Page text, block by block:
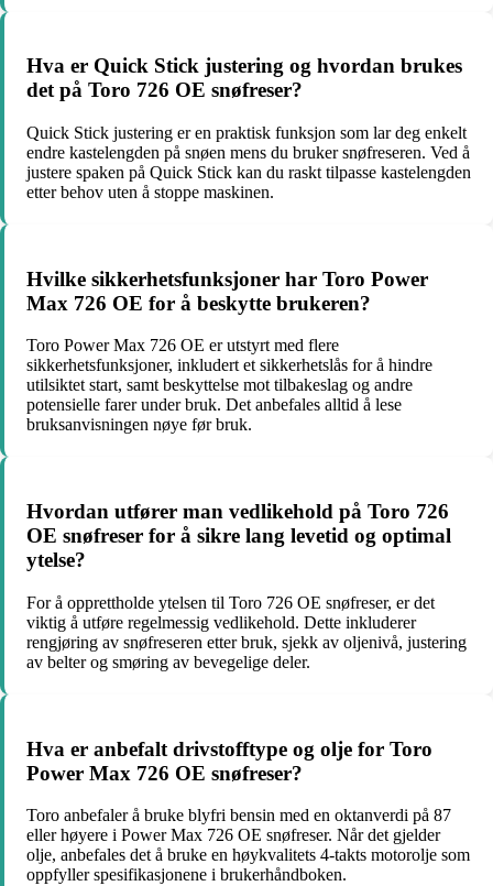
Hva er Quick Stick justering og hvordan brukes
det på Toro 726 OE snøfreser?
Quick Stick justering er en praktisk funksjon som lar deg enkelt
endre kastelengden på snøen mens du bruker snøfreseren. Ved å
justere spaken på Quick Stick kan du raskt tilpasse kastelengden
etter behov uten å stoppe maskinen.
Hvilke sikkerhetsfunksjoner har Toro Power
Max 726 OE for å beskytte brukeren?
Toro Power Max 726 OE er utstyrt med flere
sikkerhetsfunksjoner, inkludert et sikkerhetslås for å hindre
utilsiktet start, samt beskyttelse mot tilbakeslag og andre
potensielle farer under bruk. Det anbefales alltid å lese
bruksanvisningen nøye før bruk.
Hvordan utfører man vedlikehold på Toro 726
OE snøfreser for å sikre lang levetid og optimal
ytelse?
For å opprettholde ytelsen til Toro 726 OE snøfreser, er det
viktig å utføre regelmessig vedlikehold. Dette inkluderer
rengjøring av snøfreseren etter bruk, sjekk av oljenivå, justering
av belter og smøring av bevegelige deler.
Hva er anbefalt drivstofftype og olje for Toro
Power Max 726 OE snøfreser?
Toro anbefaler å bruke blyfri bensin med en oktanverdi på 87
eller høyere i Power Max 726 OE snøfreser. Når det gjelder
olje, anbefales det å bruke en høykvalitets 4-takts motorolje som
oppfyller spesifikasjonene i brukerhåndboken.